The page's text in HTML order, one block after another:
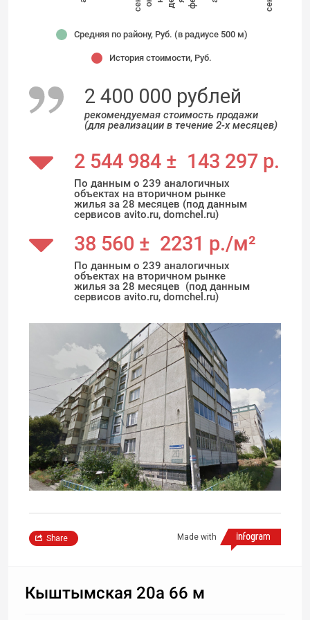
Средняя по району, Руб. (в радиусе 500 м)
История стоимости, Руб.
2 400 000 рублей
рекомендуемая стоимость продажи
(для реализации в течение 2-х месяцев)
2 544 984 ± 143 297 р.
По данным о 239 аналогичных
объектах на вторичном рынке
жилья за 28 месяцев (под данным
сервисов avito.ru, domchel.ru)
38 560 ± 2231 р./м²
По данным о 239 аналогичных
объектах на вторичном рынке
жилья за 28 месяцев (под данным
сервисов avito.ru, domchel.ru)
Made with
Share
Кыштымская 20а 66 м